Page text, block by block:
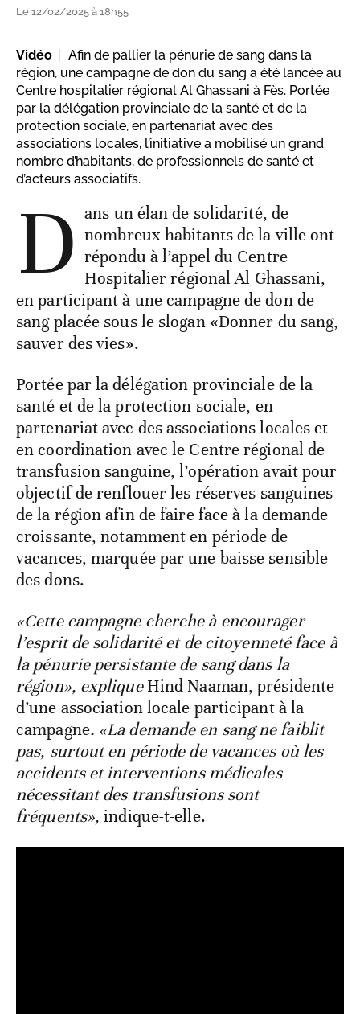
Le 12/02/2025 à 18h55
Vidéo
Afin de pallier la pénurie de sang dans la
région, une campagne de don du sang a été lancée au
Centre hospitalier régional Al Ghassani à Fès. Portée
par la délégation provinciale de la santé et de la
protection sociale, en partenariat avec des
associations locales, l’initiative a mobilisé un grand
nombre d’habitants, de professionnels de santé et
d’acteurs associatifs.
D ans un élan de solidarité, de
nombreux habitants de la ville ont
répondu à l’appel du Centre
Hospitalier régional Al Ghassani,
en participant à une campagne de don de
sang placée sous le slogan «Donner du sang,
sauver des vies».
Portée par la délégation provinciale de la
santé et de la protection sociale, en
partenariat avec des associations locales et
en coordination avec le Centre régional de
transfusion sanguine, l’opération avait pour
objectif de renflouer les réserves sanguines
de la région afin de faire face à la demande
croissante, notamment en période de
vacances, marquée par une baisse sensible
des dons.
«Cette campagne cherche à encourager
l’esprit de solidarité et de citoyenneté face à
la pénurie persistante de sang dans la
région», expliqueHind Naaman, présidente
d’une association locale participant à la
campagne. «La demande en sang ne faiblit
pas, surtout en période de vacances où les
accidents et interventions médicales
nécessitant des transfusions sont
fréquents»,indique-t-elle.